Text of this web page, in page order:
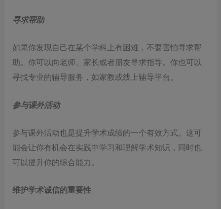
寻求帮助
如果你发现自己在某个学科上有困难，不要害怕寻求帮
助。你可以向老师、家长或者朋友寻求指导。你也可以
寻找专业的辅导服务，如家教或线上辅导平台。
参与课外活动
参与课外活动也是提升学术成绩的一个有效方式。这可
能会让你有机会在实践中学习和理解学术知识，同时也
可以提升你的综合能力。
维护学术诚信的重要性